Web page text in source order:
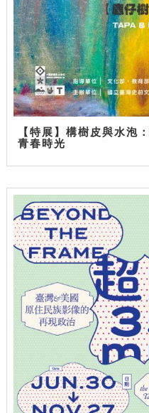
【特展】構樹皮與水泡
青春時光